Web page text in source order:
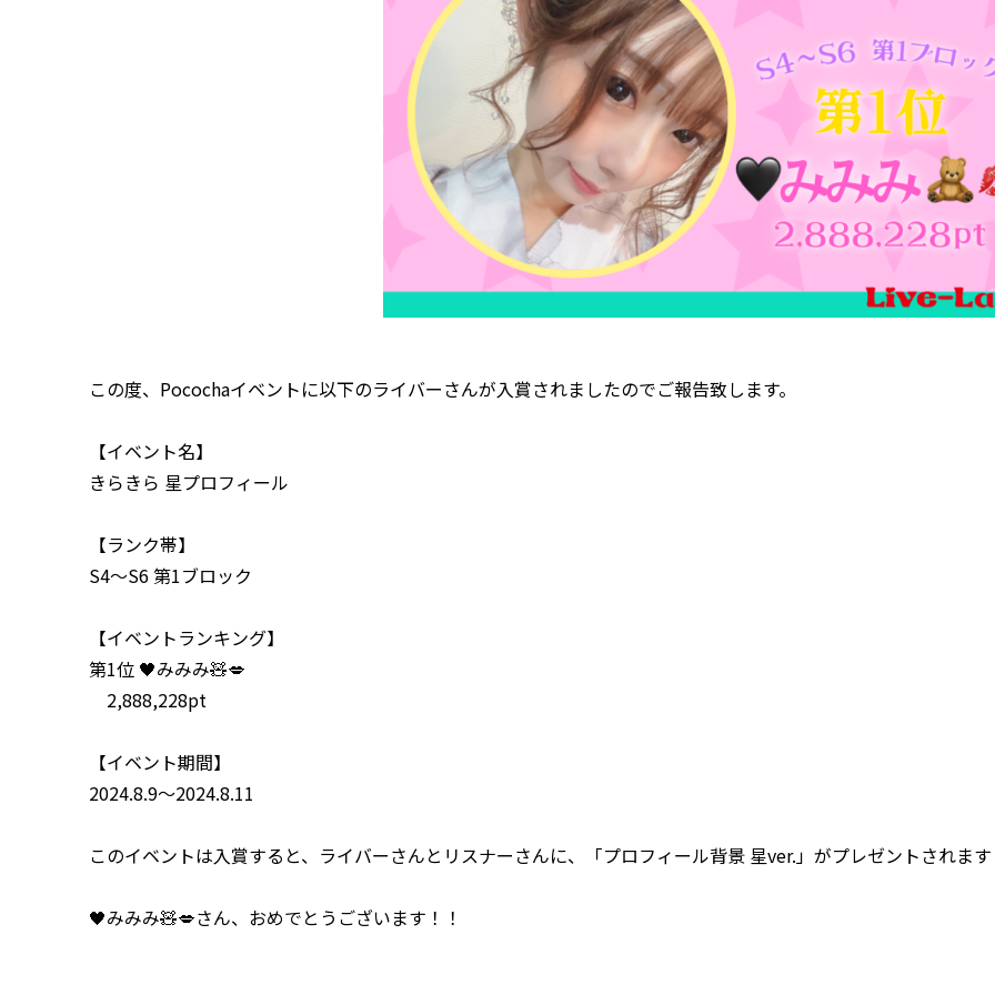
この度、Pocochaイベントに以下のライバーさんが入賞されましたのでご報告致します。
【イベント名】
きらきら 星プロフィール
【ランク帯】
S4〜S6 第1ブロック
【イベントランキング】
第1位 🖤みみみ🧸💋
2,888,228pt
【イベント期間】
2024.8.9～2024.8.11
このイベントは入賞すると、ライバーさんとリスナーさんに、「プロフィール背景 星ver.」がプレゼントされま
🖤みみみ🧸💋さん、おめでとうございます！！